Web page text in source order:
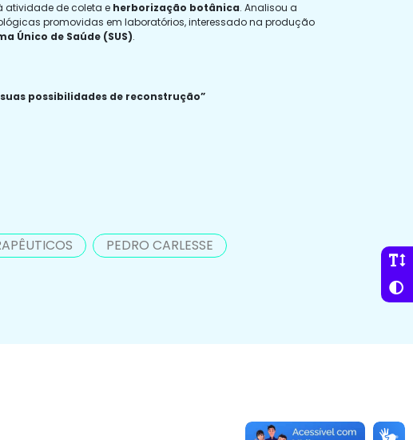
atividade de coleta e herborização botânica. Analisou a
promovidas em laboratórios, interessado na produção
Único de Saúde (SUS).
possibilidades de reconstrução”
PEDRO CARLESSE